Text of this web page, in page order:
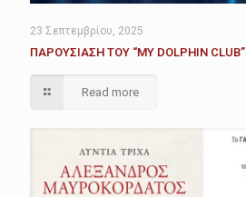
23 Σεπτεμβρίου, 2025
ΠΑΡΟΥΣΙΑΣΗ ΤΟΥ “MY DOLPHIN CLUB”
Read more